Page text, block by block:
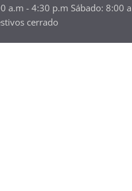
a.m - 4:30 p.m Sábado: 8:00
cerrado